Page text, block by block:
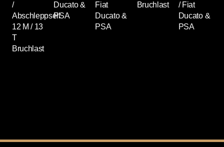
/
Abschleppseil
12 M / 13
T
Bruchlast
Ducato &
PSA
Fiat
Ducato &
PSA
Bruchlast
/ Fiat
Ducato &
PSA